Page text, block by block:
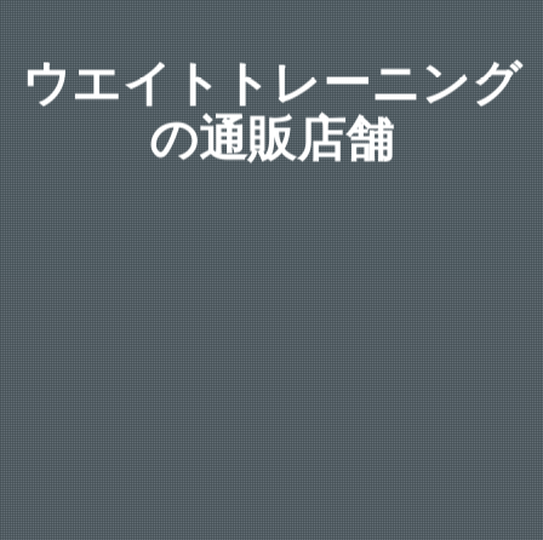
ウエイトトレーニング
の通販店舗